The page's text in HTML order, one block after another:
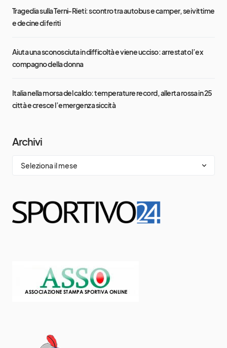
Tragedia sulla Terni-Rieti: scontro tra autobus e camper, sei vittime
e decine di feriti
Aiuta una sconosciuta in difficoltà e viene ucciso: arrestato l’ex
compagno della donna
Italia nella morsa del caldo: temperature record, allerta rossa in 25
città e cresce l’emergenza siccità
Archivi